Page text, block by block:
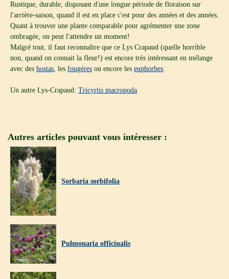
Rustique, durable, disposant d'une longue période de floraison sur
l'arrière-saison, quand il est en place c'est pour des années et des années.
Quant à trouver une plante comparable pour agrémenter une zone
ombragée, on peut l'attendre un moment!
Malgré tout, il faut reconnaître que ce Lys Crapaud (quelle horrible
non, quand on connait la fleur!) est encore très intéressant en mélange
avec des hostas, les fougères ou encore les euphorbes.
Un autre Lys-Crapaud: Tricyrtis macropoda
Autres articles pouvant vous intéresser :
Sorbaria sorbifolia
Pulmonaria officinalis